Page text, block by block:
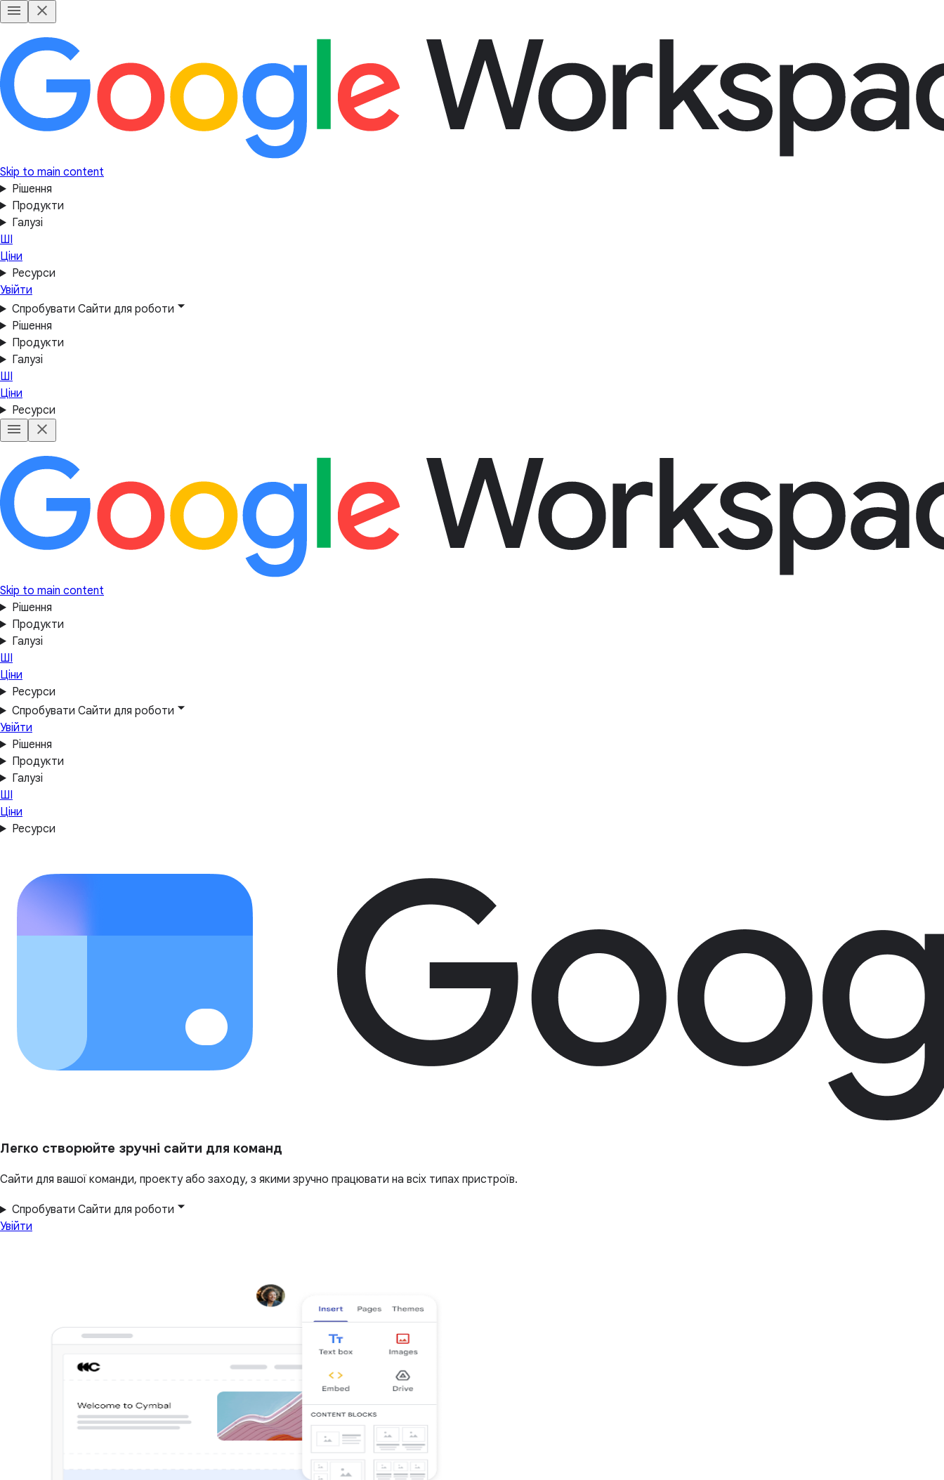
Skip to main content
Рішення
Продукти
Галузі
ШІ
Ціни
Ресурси
Увійти
Спробувати Сайти для роботи
Рішення
Продукти
Галузі
ШІ
Ціни
Ресурси
Skip to main content
Рішення
Продукти
Галузі
ШІ
Ціни
Ресурси
Спробувати Сайти для роботи
Увійти
Рішення
Продукти
Галузі
ШІ
Ціни
Ресурси
Легко створюйте зручні сайти для команд
Сайти для вашої команди, проекту або заходу, з якими зручно працювати на всіх типах пристроїв.
Спробувати Сайти для роботи
Увійти